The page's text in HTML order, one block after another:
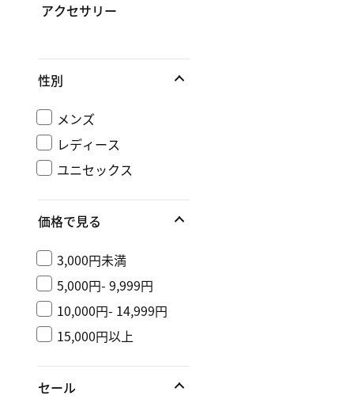
アクセサリー
性別
メンズ
レディース
ユニセックス
価格で見る
3,000円未満
5,000円- 9,999円
10,000円- 14,999円
15,000円以上
セール